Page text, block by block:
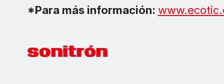
*Para más información: